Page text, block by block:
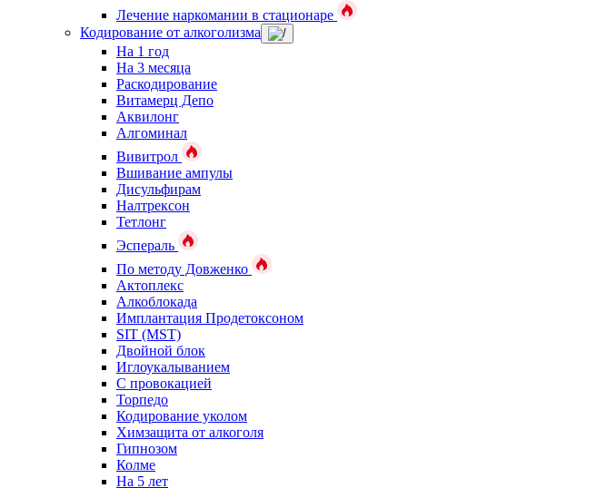
Лечение наркомании в стационаре
Кодирование от алкоголизма
На 1 год
На 3 месяца
Раскодирование
Витамерц Депо
Аквилонг
Алгоминал
Вивитрол
Вшивание ампулы
Дисульфирам
Налтрексон
Тетлонг
Эспераль
По методу Довженко
Актоплекс
Алкоблокада
Имплантация Продетоксоном
SIT (MST)
Двойной блок
Иглоукалыванием
С провокацией
Торпедо
Кодирование уколом
Химзащита от алкоголя
Гипнозом
Колме
На 5 лет